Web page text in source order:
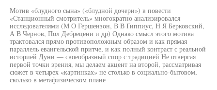
Мотив «блудного сына» («блудной дочери») в повести
«Станционный смотритель» многократно анализировался
исследователями (М О Гершензон, В В Гиппиус, Н Я Берковский,
А В Чернов, Пол Дебрецени и др) Однако смысл этого мотива
трактовался прямо противоположным образом и как прямая
параллель евангельской притче, и как полный контраст с реальной
историей Дуни — своеобразный спор с традицией Не отвергая
первой точки зрения, мы делаем акцент на второй, рассматривая
сюжет в четырех «картинках» не столько в социально-бытовом,
сколько в метафизическом плане